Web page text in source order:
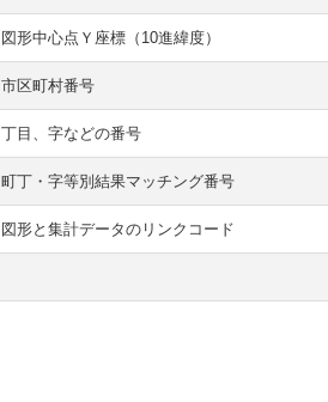
図形中心点Ｙ座標（10進緯度）
市区町村番号
丁目、字などの番号
町丁・字等別結果マッチング番号
図形と集計データのリンクコード